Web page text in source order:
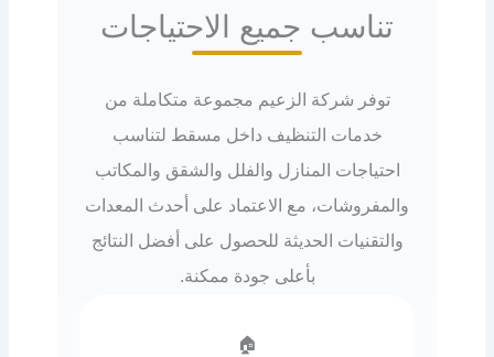
تناسب جميع الاحتياجات
توفر شركة الزعيم مجموعة متكاملة من
خدمات التنظيف داخل مسقط لتناسب
احتياجات المنازل والفلل والشقق والمكاتب
والمفروشات، مع الاعتماد على أحدث المعدات
والتقنيات الحديثة للحصول على أفضل النتائج
بأعلى جودة ممكنة.
🏠